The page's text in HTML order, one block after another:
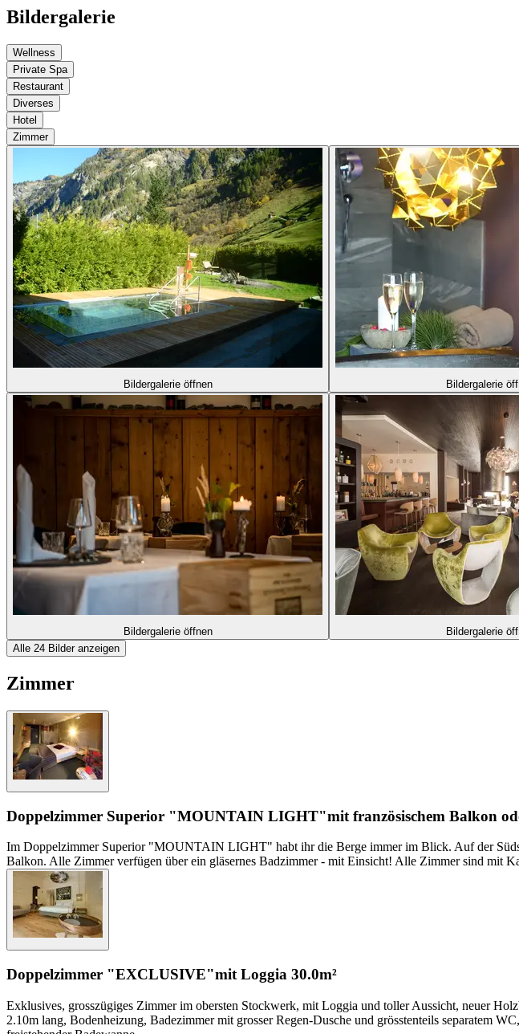
Bildergalerie
Wellness
Private Spa
Restaurant
Diverses
Hotel
Zimmer
Bildergalerie öffnen Bildergalerie
Bildergalerie öffnen Bildergalerie
Alle 24 Bilder anzeigen
Zimmer
Doppelzimmer Superior "MOUNTAIN LIGHT"mit französischem Balkon
Im Doppelzimmer Superior "MOUNTAIN LIGHT" habt ihr die Berge immer im Blick. Auf der
Balkon. Alle Zimmer verfügen über ein gläsernes Badzimmer - mit Einsicht! Alle Zimmer sind mit
Doppelzimmer "EXCLUSIVE"mit Loggia 30.0m²
Exklusives, grosszügiges Zimmer im obersten Stockwerk, mit Loggia und toller Aussicht, neuer
2.10m lang, Bodenheizung, Badezimmer mit grosser Regen-Dusche und grösstenteils separatem